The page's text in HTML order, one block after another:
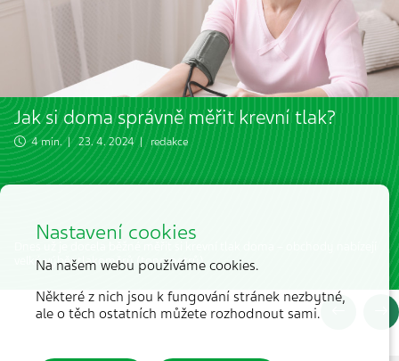
Jak si doma správně měřit krevní tlak?
4 min. | 23. 4. 2024 | redakce
velký výběr tlakoměrů (tonometrů).
Nastavení cookies
Na našem webu používáme cookies.
Některé z nich jsou k fungování stránek nezbytné,
ale o těch ostatních můžete rozhodnout sami.